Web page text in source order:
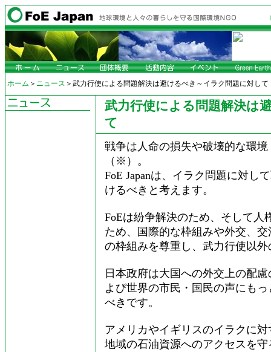
ホーム ＞ ニュース ＞武力行使による問題解決は避けるべき～イラク問題に対して
武力行使による問題解決は
て
戦争は人命の損失や破壊的な環
（※）。
FoE Japanは、イラク問題に対し
けるべきと考えます。
FoEは紛争解決のため、そして
ため、国際的な枠組みや外交、
の枠組みを尊重し、武力行使以
日本政府は大国への外交上の配
よび世界の市民・国民の声にも
べきです。
アメリカやイギリスのイラクに
地域の石油資源へのアクセスを